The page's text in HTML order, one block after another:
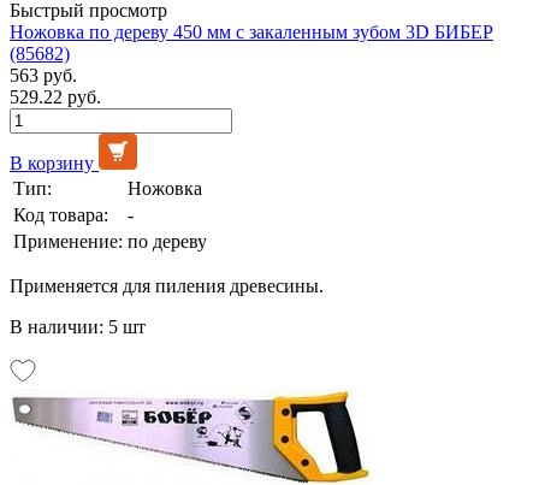
Быстрый просмотр
Ножовка по дереву 450 мм с закаленным зубом 3D БИБЕР
(85682)
563 руб.
529.22 руб.
В корзину
Тип:
Ножовка
Код товара:
-
Применение: по дереву
Применяется для пиления древесины.
В наличии: 5 шт